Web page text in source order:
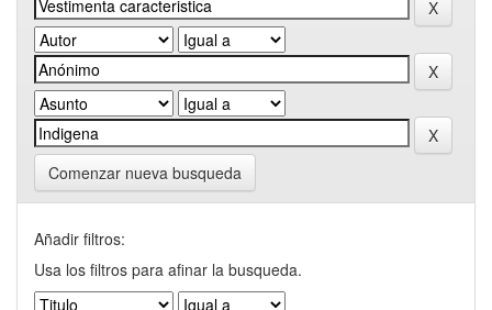
Comenzar nueva busqueda
Añadir filtros:
Usa los filtros para afinar la busqueda.